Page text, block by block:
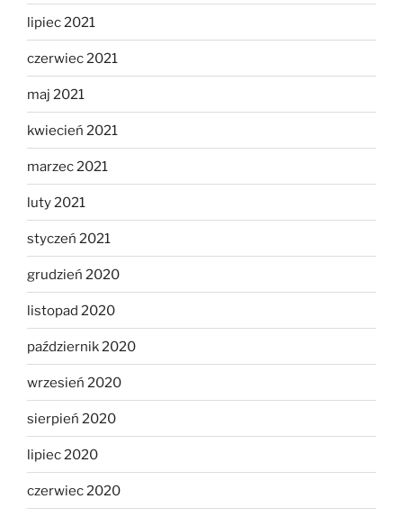
lipiec 2021
czerwiec 2021
maj 2021
kwiecień 2021
marzec 2021
luty 2021
styczeń 2021
grudzień 2020
listopad 2020
październik 2020
wrzesień 2020
sierpień 2020
lipiec 2020
czerwiec 2020